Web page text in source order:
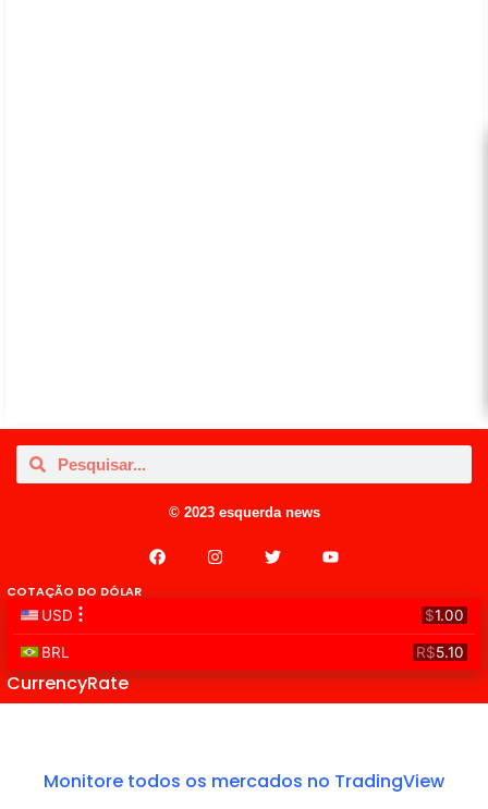
© 2023 esquerda news
COTAÇÃO DO DÓLAR
CurrencyRate
Monitore todos os mercados no TradingView